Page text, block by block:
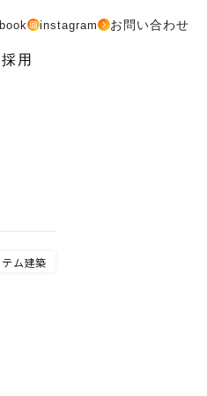
instagram お問い合わせ
用
ム建築